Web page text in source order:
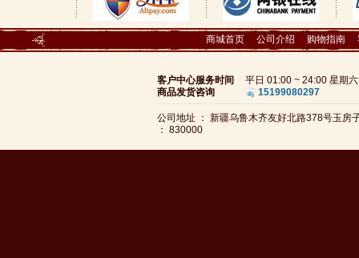
商城首页 公司介绍 购物指南
客户中心服务时间
平日 01:00 ~ 24:00 星期
商品发货咨询
15199080297
公司地址 ： 新疆乌鲁木齐友好北路378号玉
： 830000